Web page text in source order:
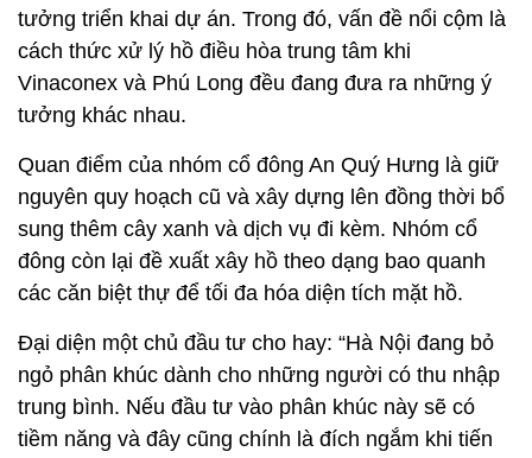
tưởng triển khai dự án. Trong đó, vấn đề nổi cộm là
cách thức xử lý hồ điều hòa trung tâm khi
Vinaconex và Phú Long đều đang đưa ra những ý
tưởng khác nhau.
Quan điểm của nhóm cổ đông An Quý Hưng là giữ
nguyên quy hoạch cũ và xây dựng lên đồng thời bổ
sung thêm cây xanh và dịch vụ đi kèm. Nhóm cổ
đông còn lại đề xuất xây hồ theo dạng bao quanh
các căn biệt thự để tối đa hóa diện tích mặt hồ.
Đại diện một chủ đầu tư cho hay: “Hà Nội đang bỏ
ngỏ phân khúc dành cho những người có thu nhập
trung bình. Nếu đầu tư vào phân khúc này sẽ có
tiềm năng và đây cũng chính là đích ngắm khi tiến